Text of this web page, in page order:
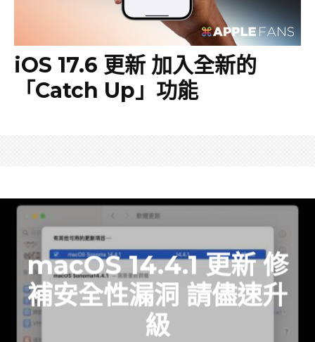
iOS 17.6 更新 加入全新的
「Catch Up」功能
macOS 14.4.1 更新 修
補安全性漏洞 請儘速升
級